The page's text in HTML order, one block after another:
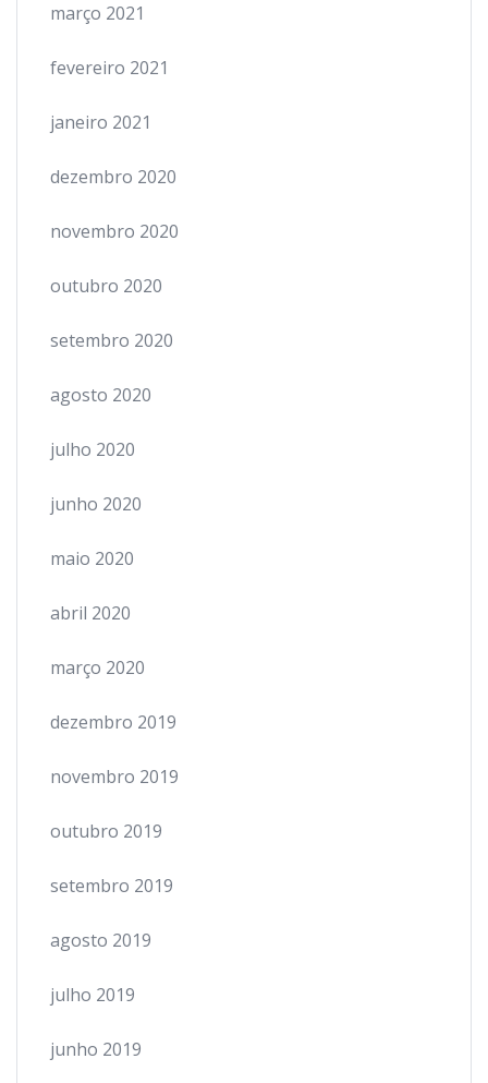
março 2021
fevereiro 2021
janeiro 2021
dezembro 2020
novembro 2020
outubro 2020
setembro 2020
agosto 2020
julho 2020
junho 2020
maio 2020
abril 2020
março 2020
dezembro 2019
novembro 2019
outubro 2019
setembro 2019
agosto 2019
julho 2019
junho 2019